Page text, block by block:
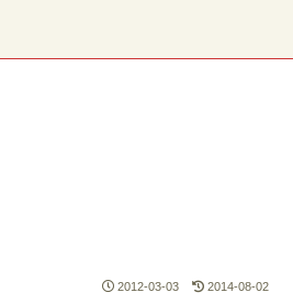
2012-03-03 2014-08-02